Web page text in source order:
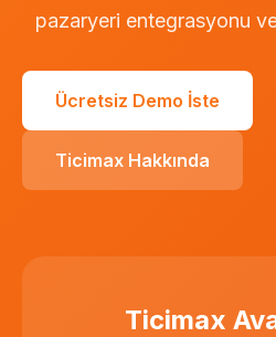
pazaryeri entegrasyonu
Ücretsiz Demo İste
Ticimax Hakkında
Ticimax